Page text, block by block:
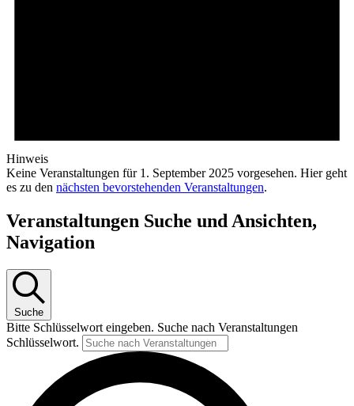
Hinweis
Keine Veranstaltungen für 1. September 2025 vorgesehen. Hier geht
es zu den nächsten bevorstehenden Veranstaltungen.
Veranstaltungen Suche und Ansichten,
Navigation
Suche
Bitte Schlüsselwort eingeben. Suche nach Veranstaltungen
Schlüsselwort.